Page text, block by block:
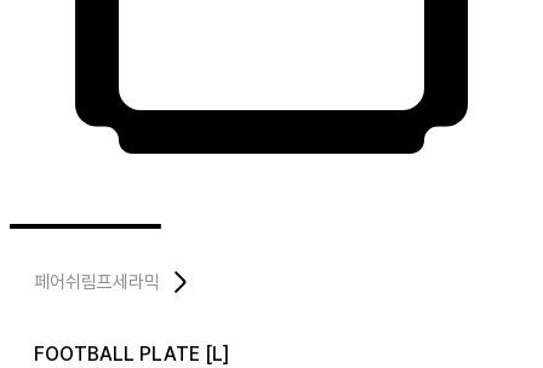
페어쉬림프세라믹
FOOTBALL PLATE [L]